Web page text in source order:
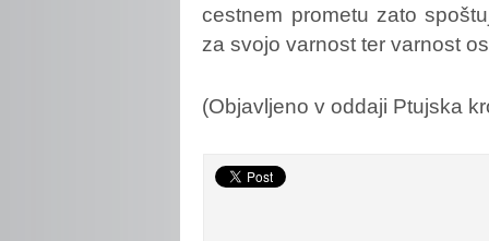
cestnem prometu zato
za svojo varnost ter varnost
(Objavljeno v oddaji Ptujska